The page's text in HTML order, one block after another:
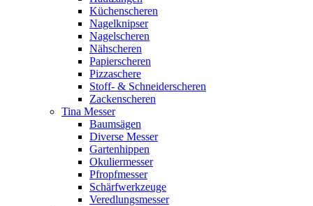
Küchenscheren
Nagelknipser
Nagelscheren
Nähscheren
Papierscheren
Pizzaschere
Stoff- & Schneiderscheren
Zackenscheren
Tina Messer
Baumsägen
Diverse Messer
Gartenhippen
Okuliermesser
Pfropfmesser
Schärfwerkzeuge
Veredlungsmesser